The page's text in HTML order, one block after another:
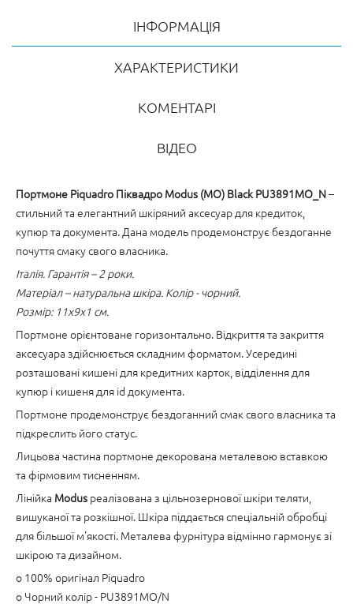
ІНФОРМАЦІЯ
ХАРАКТЕРИСТИКИ
КОМЕНТАРІ
ВІДЕО
Портмоне Piquadro Піквадро Modus (MO) Black PU3891MO_N–
стильний та елегантний шкіряний аксесуар для кредиток,
купюр та документа. Дана модель продемонструє бездоганне
почуття смаку свого власника.
Італія. Гарантія – 2 роки.
Матеріал – натуральна шкіра. Колір - чорний.
Розмір: 11x9x1 см.
Портмоне орієнтоване горизонтально. Відкриття та закриття
аксесуара здійснюється складним форматом. Усередині
розташовані кишені для кредитних карток, відділення для
купюр і кишеня для id документа.
Портмоне продемонструє бездоганний смак свого власника та
підкреслить його статус.
Лицьова частина портмоне декорована металевою вставкою
та фірмовим тисненням.
Лінійка Modus реалізована з цільнозернової шкіри теляти,
вишуканої та розкішної. Шкіра піддається спеціальній обробці
для більшої м'якості. Металева фурнітура відмінно гармонує зі
шкірою та дизайном.
o 100% оригінал Piquadro
o Чорний колір - PU3891MO/N